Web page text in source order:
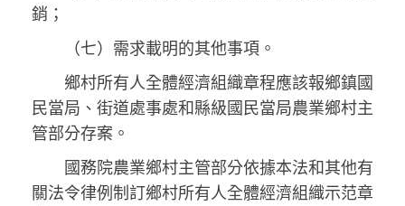
銷；
（七）需求載明的其他事項。
鄉村所有人全體經濟組織章程應該報鄉鎮國
民當局、街道處事處和縣級國民當局農業鄉村主
管部分存案。
國務院農業鄉村主管部分依據本法和其他有
關法令律例制訂鄉村所有人全體經濟組織示范章